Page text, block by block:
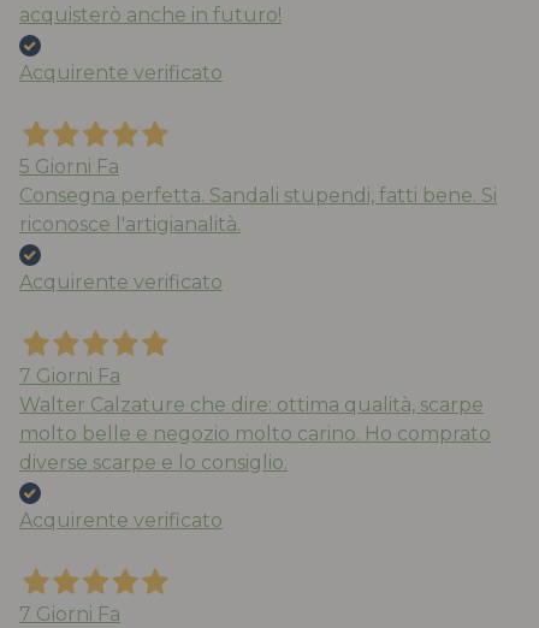
acquisterò anche in futuro!
Acquirente verificato
5 Giorni Fa
Consegna perfetta. Sandali stupendi, fatti bene. Si
riconosce l'artigianalità.
Acquirente verificato
7 Giorni Fa
Walter Calzature che dire: ottima qualità, scarpe
molto belle e negozio molto carino. Ho comprato
diverse scarpe e lo consiglio.
Acquirente verificato
7 Giorni Fa